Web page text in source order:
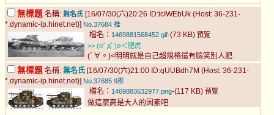
無標題 名稱: 無名氏 [16/07/30(六)20:26 ID:icIWEbUk (Host: 36-231-
*.dynamic-ip.hinet.net)] No.37684 推
檔名： 1469881568452.gif-(73 KB) 預覽
>> (σﾟдﾟ)σ＜肥虎
(ﾟ∀。)<明明就是自己超規格還有臉笑別人肥
無標題 名稱: 無名氏 [16/07/30(六)21:00 ID:qUUBdh7M (Host: 36-231-
*.dynamic-ip.hinet.net)] No.37685 9推
檔名： 1469883632977.png-(117 KB) 預覽
做這麼高是大人的因素吧